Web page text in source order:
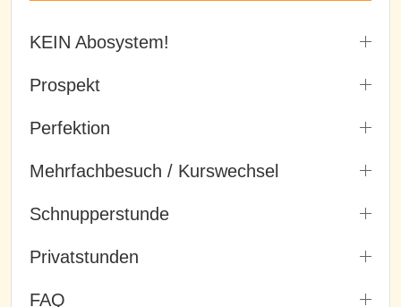
KEIN Abosystem!
Prospekt
Perfektion
Mehrfachbesuch / Kurswechsel
Schnupperstunde
Privatstunden
FAQ